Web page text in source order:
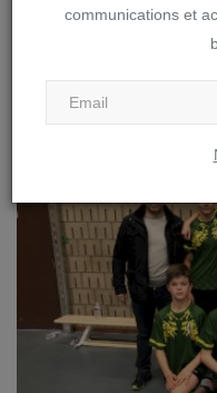
communications et
Contes au Carré -
Webmaster Fév 11, 2020 0